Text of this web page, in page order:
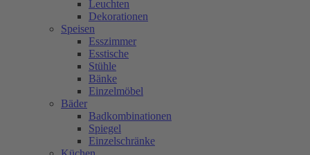
Leuchten
Dekorationen
Speisen
Esszimmer
Esstische
Stühle
Bänke
Einzelmöbel
Bäder
Badkombinationen
Spiegel
Einzelschränke